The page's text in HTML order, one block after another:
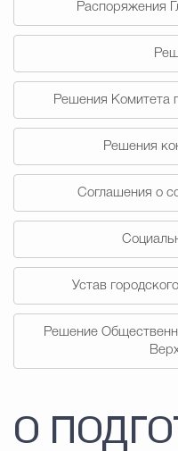
Распоряжения
Решения Комитета
Решения
Соглашения о
Устав
Решение
О